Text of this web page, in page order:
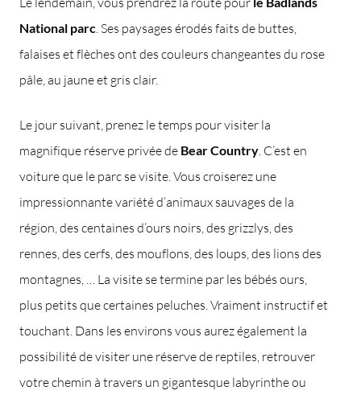
National parc . Ses paysages érodés faits de buttes,
falaises et flèches ont des couleurs changeantes du rose
pâle, au jaune et gris clair.
Le jour suivant, prenez le temps pour visiter la
magnifique réserve privée de Bear Country . C’est en
voiture que le parc se visite. Vous croiserez une
impressionnante variété d’animaux sauvages de la
région, des centaines d’ours noirs, des grizzlys, des
rennes, des cerfs, des mouflons, des loups, des lions des
montagnes, … La visite se termine par les bébés ours,
plus petits que certaines peluches. Vraiment instructif et
touchant. Dans les environs vous aurez également la
possibilité de visiter une réserve de reptiles, retrouver
votre chemin à travers un gigantesque labyrinthe ou